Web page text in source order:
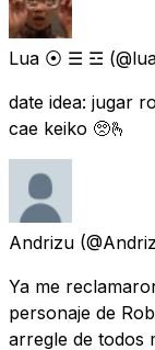
Lua ⦿ ☰ ☲
date idea: jugar
cae keiko 🥺🫰
Andrizu
Ya me
personaje de
arregle de todos